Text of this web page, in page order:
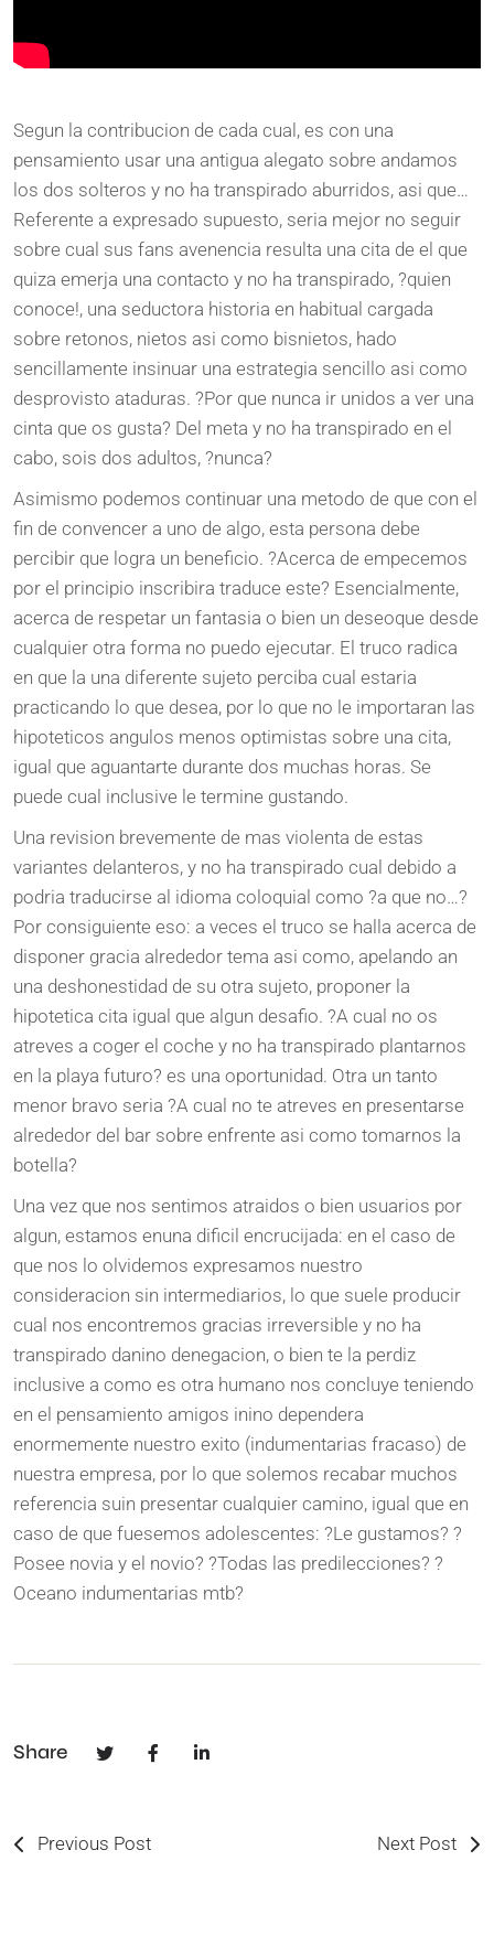
Segun la contribucion de cada cual, es con una
pensamiento usar una antigua alegato sobre andamos
los dos solteros y no ha transpirado aburridos, asi que…
Referente a expresado supuesto, seria mejor no seguir
sobre cual sus fans avenencia resulta una cita de el que
quiza emerja una contacto y no ha transpirado, ?quien
conoce!, una seductora historia en habitual cargada
sobre retonos, nietos asi como bisnietos, hado
sencillamente insinuar una estrategia sencillo asi como
desprovisto ataduras. ?Por que nunca ir unidos a ver una
cinta que os gusta? Del meta y no ha transpirado en el
cabo, sois dos adultos, ?nunca?
Asimismo podemos continuar una metodo de que con el
fin de convencer a uno de algo, esta persona debe
percibir que logra un beneficio. ?Acerca de empecemos
por el principio inscribira traduce este? Esencialmente,
acerca de respetar un fantasia o bien un deseoque desde
cualquier otra forma no puedo ejecutar. El truco radica
en que la una diferente sujeto perciba cual estaria
practicando lo que desea, por lo que no le importaran las
hipoteticos angulos menos optimistas sobre una cita,
igual que aguantarte durante dos muchas horas. Se
puede cual inclusive le termine gustando.
Una revision brevemente de mas violenta de estas
variantes delanteros, y no ha transpirado cual debido a
podria traducirse al idioma coloquial como ?a que no…?
Por consiguiente eso: a veces el truco se halla acerca de
disponer gracia alrededor tema asi como, apelando an
una deshonestidad de su otra sujeto, proponer la
hipotetica cita igual que algun desafio. ?A cual no os
atreves a coger el coche y no ha transpirado plantarnos
en la playa futuro? es una oportunidad. Otra un tanto
menor bravo seria ?A cual no te atreves en presentarse
alrededor del bar sobre enfrente asi como tomarnos la
botella?
Una vez que nos sentimos atraidos o bien usuarios por
algun, estamos enuna dificil encrucijada: en el caso de
que nos lo olvidemos expresamos nuestro
consideracion sin intermediarios, lo que suele producir
cual nos encontremos gracias irreversible y no ha
transpirado danino denegacion, o bien te la perdiz
inclusive a como es otra humano nos concluye teniendo
en el pensamiento amigos inino dependera
enormemente nuestro exito (indumentarias fracaso) de
nuestra empresa, por lo que solemos recabar muchos
referencia suin presentar cualquier camino, igual que en
caso de que fuesemos adolescentes: ?Le gustamos? ?
Posee novia y el novio? ?Todas las predilecciones? ?
Oceano indumentarias mtb?
Share
Previous Post Next Post